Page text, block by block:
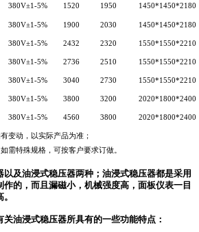
380V±1-5% 1520 1950 1450*1450*2180
380V±1-5% 1900 2030 1450*1450*2180
380V±1-5% 2432 2320 1550*1550*2210
380V±1-5% 2736 2510 1550*1550*2210
380V±1-5% 3040 2730 1550*1550*2210
380V±1-5% 3800 3200 2020*1800*2400
380V±1-5% 4560 3800 2020*1800*2400
变动，以实际产品为准；
需特殊规格，可按客户要求订做。
及油浸式稳压器两种；油浸式稳压器都是采用
的，而且漏磁小，机械强度高，面板仪表一目
油浸式稳压器所具有的一些功能特点：